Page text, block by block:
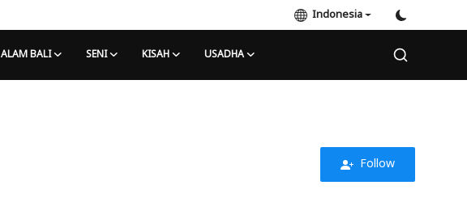
Indonesia
ALAM BALI SENI KISAH USADHA
Follow